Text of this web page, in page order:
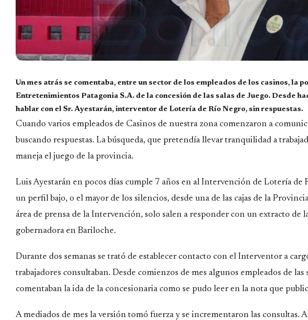
Un mes atrás se comentaba, entre un sector de los empleados de los casinos, la
Entretenimientos Patagonia S.A. de la concesión de las salas de Juego. Desde
hablar con el Sr. Ayestarán, interventor de Lotería de Río Negro, sin respuestas.
Cuando varios empleados de Casinos de nuestra zona comenzaron a
buscando respuestas. La búsqueda, que pretendía llevar tranquilidad a
maneja el juego de la provincia.
Luis Ayestarán en pocos días cumple 7 años en al Intervención de Lotería de
un perfil bajo, o el mayor de los silencios, desde una de las cajas de la
área de prensa de la Intervención, solo salen a responder con un extracto de
gobernadora en Bariloche.
Durante dos semanas se trató de establecer contacto con el Interventor a
trabajadores consultaban. Desde comienzos de mes algunos empleados de las
comentaban la ida de la concesionaria como se pudo leer en la nota que
A mediados de mes la versión tomó fuerza y se incrementaron las consultas.